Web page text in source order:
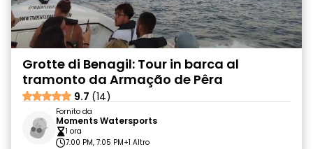
Grotte di Benagil: Tour in barca al
tramonto da Armação de Pêra
9.7 (14)
Fornito da
Moments Watersports
1 ora
7:00 PM, 7:05 PM+1 Altro